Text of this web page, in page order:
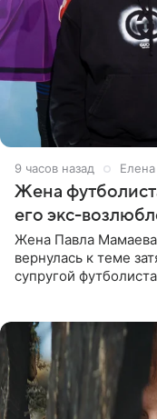
9 часов назад
Жена
его экс-
Жена Павла Мамаева
вернулась к теме
супругой